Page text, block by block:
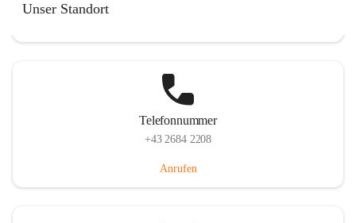
Unser Standort
Telefonnummer
+43 2684 2208
Anrufen